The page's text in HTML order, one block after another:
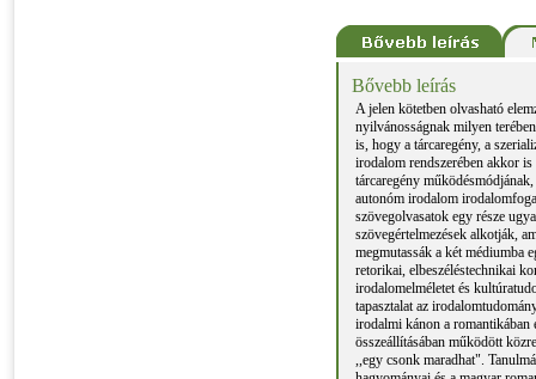
Bővebb leírás
A jelen kötetben olvasható
nyilvánosságnak milyen
is, hogy a tárcaregény, a
irodalom rendszerében akkor
tárcaregény
autonóm irodalom
szövegolvasatok egy része
szövegértelmezések alkotják,
megmutassák a két médiumba
retorikai, elbeszéléstechnikai
irodalomelméletet és
tapasztalat az
irodalmi kánon a romantikában
összeállításában működött
,,egy csonk maradhat".